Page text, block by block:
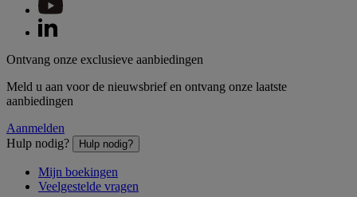
Ontvang onze exclusieve aanbiedingen
Meld u aan voor de nieuwsbrief en ontvang onze laatste
aanbiedingen
Aanmelden
Hulp nodig?
Hulp nodig?
Mijn boekingen
Veelgestelde vragen